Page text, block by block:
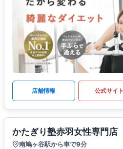
店舗情報 公式サイト
かたぎり塾赤羽女性専門店
南鳩ヶ谷駅から車で9分